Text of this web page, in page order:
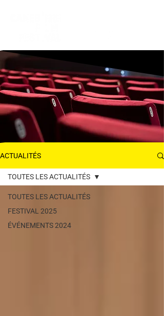
ACTUALITÉS
ACTUALITÉS
TOUTES LES ACTUALITÉS
FESTIVAL 2025
ÉVÉNEMENTS 2024
TOUTES LES ACTUALITÉS